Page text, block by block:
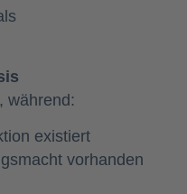
während:
existiert
vorhanden